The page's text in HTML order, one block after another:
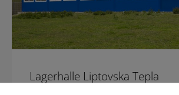
Lagerhalle Liptovska Tepla